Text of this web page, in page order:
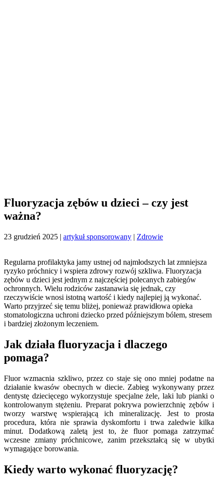
Fluoryzacja zębów u dzieci – czy jest
ważna?
23 grudzień 2025 | artykuł sponsorowany | Zdrowie
Regularna profilaktyka jamy ustnej od najmłodszych lat zmniejsza
ryzyko próchnicy i wspiera zdrowy rozwój szkliwa. Fluoryzacja
zębów u dzieci jest jednym z najczęściej polecanych zabiegów
ochronnych. Wielu rodziców zastanawia się jednak, czy
rzeczywiście wnosi istotną wartość i kiedy najlepiej ją wykonać.
Warto przyjrzeć się temu bliżej, ponieważ prawidłowa opieka
stomatologiczna uchroni dziecko przed późniejszym bólem, stresem
i bardziej złożonym leczeniem.
Jak działa fluoryzacja i dlaczego
pomaga?
Fluor wzmacnia szkliwo, przez co staje się ono mniej podatne na
działanie kwasów obecnych w diecie. Zabieg wykonywany przez
dentystę dziecięcego wykorzystuje specjalne żele, laki lub pianki o
kontrolowanym stężeniu. Preparat pokrywa powierzchnię zębów i
tworzy warstwę wspierającą ich mineralizację. Jest to prosta
procedura, która nie sprawia dyskomfortu i trwa zaledwie kilka
minut. Dodatkową zaletą jest to, że fluor pomaga zatrzymać
wczesne zmiany próchnicowe, zanim przekształcą się w ubytki
wymagające borowania.
Kiedy warto wykonać fluoryzację?